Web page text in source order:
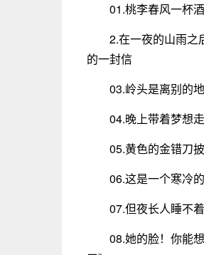
01.桃李春风一杯
2.在一夜的山雨
的一封信
03.岭头是离别的
04.晚上带着梦想
05.黄色的金错刀
06.这是一个寒冷
07.但夜长人睡不
08.她的脸！你能